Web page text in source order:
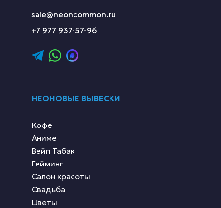
+7 977 937-57-96
НЕОНОВЫЕ ВЫВЕСКИ
sale@neoncommon.ru
Кофе
Аниме
Вейп Табак
Гейминг
Салон красоты
Свадьба
Цветы